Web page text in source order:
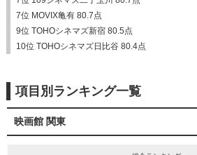
7位 MOVIX亀有 80.7点
9位 TOHOシネマズ新宿 80.5点
10位 TOHOシネマズ日比谷 80.4点
項目別ランキング一覧
映画館 関東